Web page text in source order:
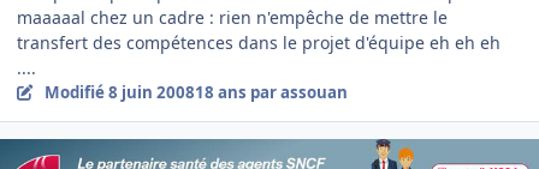
maaaaal chez un cadre : rien n'empêche de mettre le
transfert des compétences dans le projet d'équipe eh eh eh
....
Modifié8 juin 200818 ans par assouan